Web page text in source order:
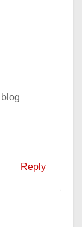
Reply